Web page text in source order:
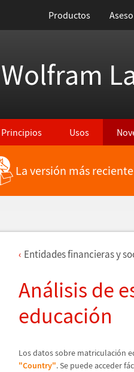
Productos
Wolfram
Principios Usos
La versión más
Entidades financieras y
Análisis de
educación
Los datos sobre matriculación
"Country". Se puede acceder fá